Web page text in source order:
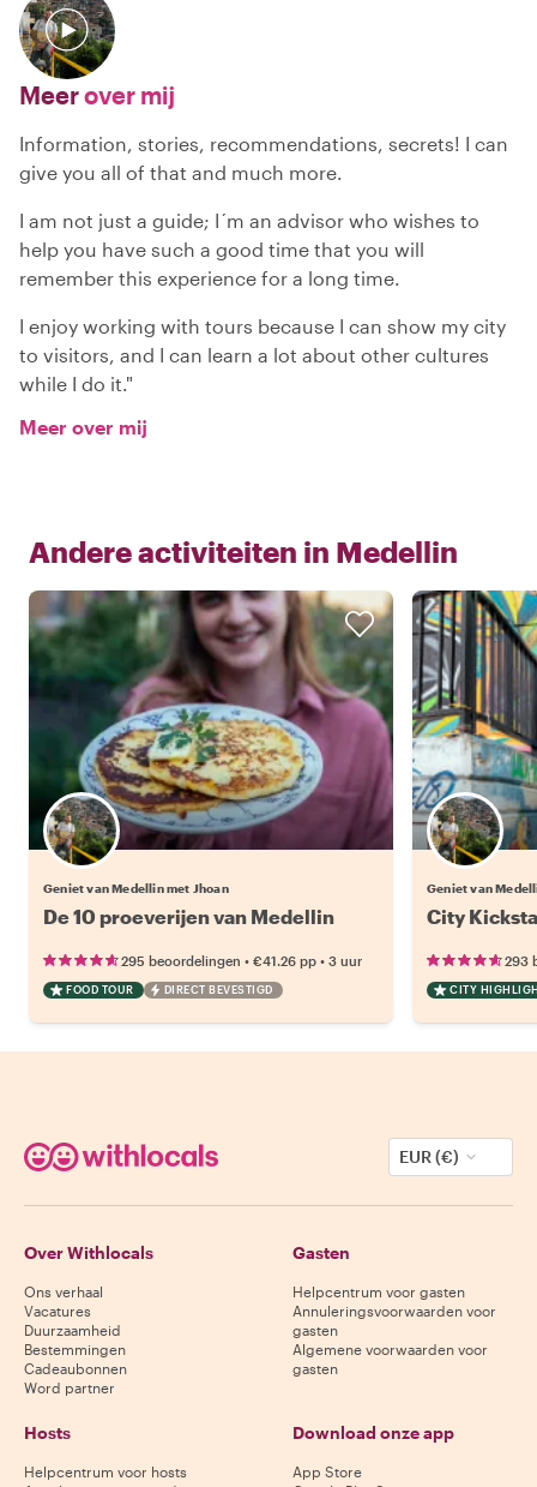
Meerover mij
Information, stories, recommendations, secrets! I can
give you all of that and much more.
I am not just a guide; I´m an advisor who wishes to
help you have such a good time that you will
remember this experience for a long time.
I enjoy working with tours because I can show my city
to visitors, and I can learn a lot about other cultures
while I do it."
Meer over mij
Andere activiteiten in Medellin
Geniet van Medellin met Jhoan
De 10 proeverijen van Medellin
295 beoordelingen • €41.26 pp • 3 uur
FOOD TOUR DIRECT BEVESTIGD
Geniet van
City
293
CITY
EUR (€)
Over Withlocals
Ons verhaal
Vacatures
Duurzaamheid
Bestemmingen
Cadeaubonnen
Word partner
Gasten
Helpcentrum voor gasten
Annuleringsvoorwaarden voor
gasten
Algemene voorwaarden voor
gasten
Hosts
Helpcentrum voor hosts
Download onze app
App Store